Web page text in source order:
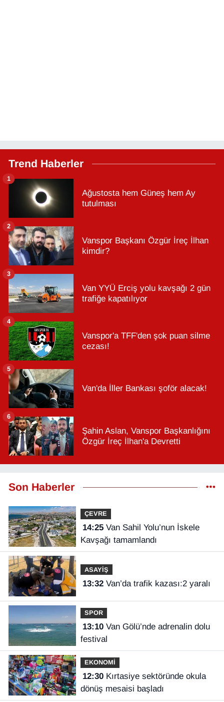
Trend Haberler
Ağustosta hem Güneş hem Ay
tutulması
1
Vanspor Başkanı Özgür İreç İlhan
kimdir?
2
Van YYÜ Erciş yolu kavşağı 2 gün
trafiğe kapatılıyor
3
Vanspor'a TFF'den şok puan silme
cezası!
4
Van'da İller Bankası şoför alacak!
5
Şahin Aslan, Vanspor Başkanlığını
Özgür İreç İlhan'a Devretti
6
Son Haberler
ÇEVRE
14:25Van Sahil Yolu’nun İskele
Kavşağı tamamlandı
ASAYİŞ
13:32 Van’da trafik kazası:2 yaralı
SPOR
13:10Van Gölü’nde adrenalin dolu
festival
EKONOMİ
12:30Kırtasiye sektöründe okula
dönüş mesaisi başladı